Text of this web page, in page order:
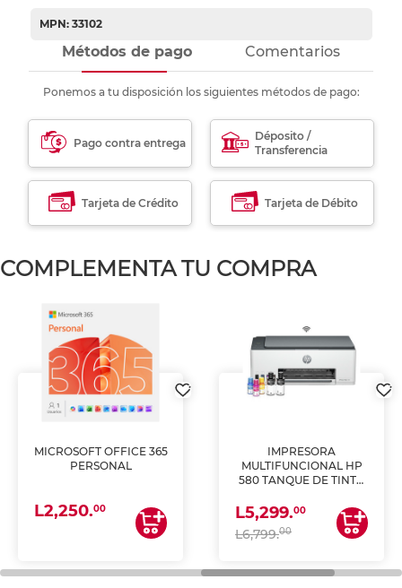
MPN: 33102
Métodos de pago Comentarios
Ponemos a tu disposición los siguientes métodos de pago:
Pago contra entrega
Déposito /
Transferencia
Tarjeta de Crédito Tarjeta de Débito
COMPLEMENTA TU COMPRA
MICROSOFT OFFICE 365
PERSONAL
L2,250.00
IMPRESORA
MULTIFUNCIONAL HP
580 TANQUE DE TINTA
ESCANEA)
L5,299.00
L6,799.00